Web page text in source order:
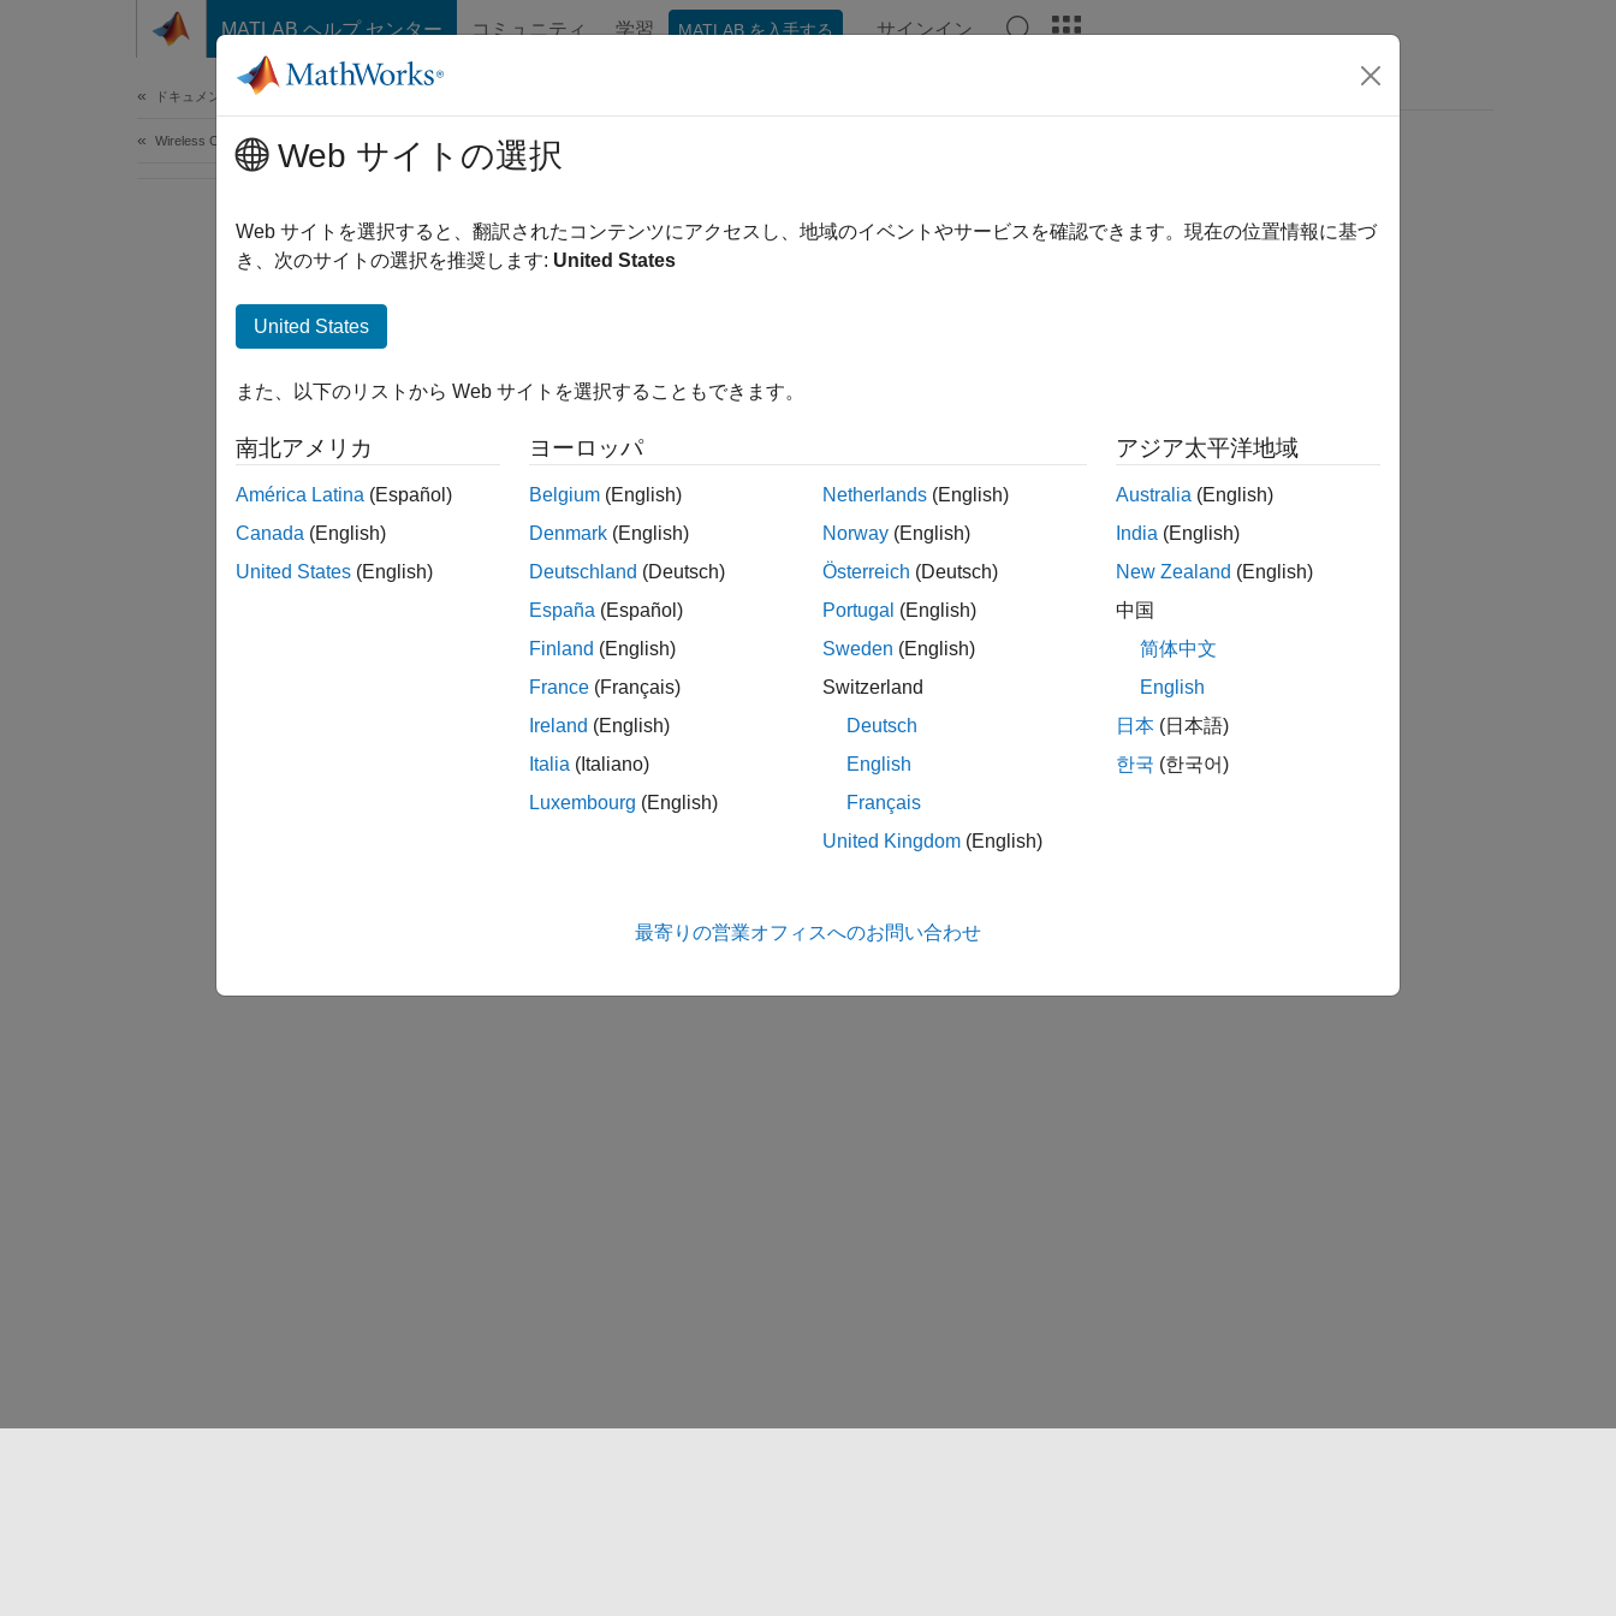
コンテンツへスキップ
MATLAB ヘルプ センター コミュニティ 学習 MATLAB を入手する サインイン
ドキュメンテーションのホーム
Wireless CommunicationsWeb サイトの選択
Web サイトを選択すると、翻訳されたコンテンツにアクセスし、地域のイベントやサービスを確認できます。現在の位置情報に基づ
き、次のサイトの選択を推奨します: United States
United States
また、以下のリストから Web サイトを選択することもできます。
南北アメリカ
América Latina (Español)
Canada (English)
United States (English)
ヨーロッパ
Belgium (English)
Denmark (English)
Deutschland (Deutsch)
España (Español)
Finland (English)
France (Français)
Ireland (English)
Italia (Italiano)
Luxembourg (English)
Netherlands (English)
Norway (English)
Österreich (Deutsch)
Portugal (English)
Sweden (English)
Switzerland
Deutsch
English
Français
United Kingdom (English)
アジア太平洋地域
Australia (English)
India (English)
New Zealand (English)
中国
简体中文
English
日本 (日本語)
한국 (한국어)
最寄りの営業オフィスへのお問い合わせ